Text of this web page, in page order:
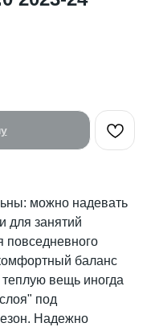
можно надевать
для занятий
повседневного
баланс
вещь иногда
под
Надежно